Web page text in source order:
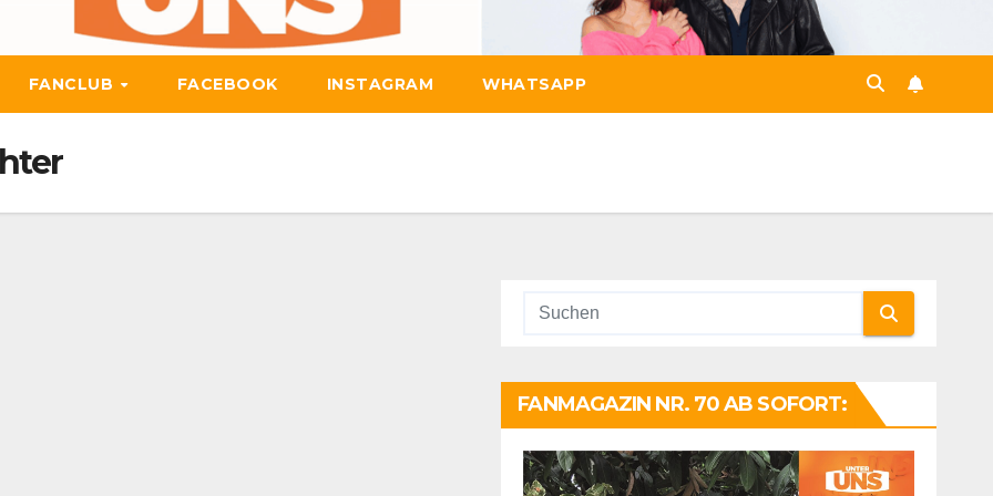
FANCLUB FACEBOOK INSTAGRAM WHATSAPP
FANMAGAZIN NR. 70 AB SOFORT: